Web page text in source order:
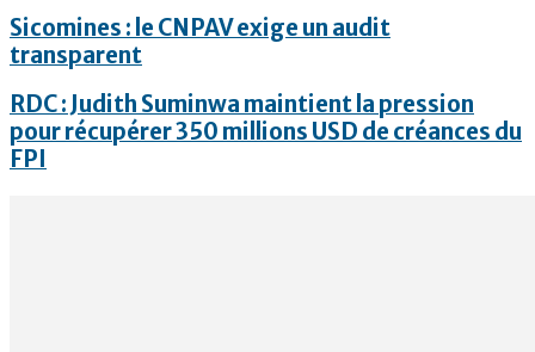
Sicomines : le CNPAV exige un audit
transparent
RDC : Judith Suminwa maintient la pression
pour récupérer 350 millions USD de créances du
FPI